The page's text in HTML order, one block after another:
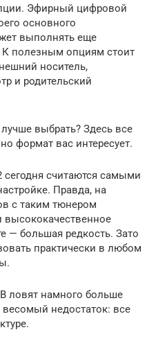
Эфирный цифровой
основного
выполнять еще
К полезным опциям стоит
носитель,
и родительский
выбрать? Здесь все
формат вас интересует.
считаются самыми
Правда, на
с таким тюнером
высококачественное
— большая редкость. Зато
практически в любом
ловят намного больше
недостаток: все